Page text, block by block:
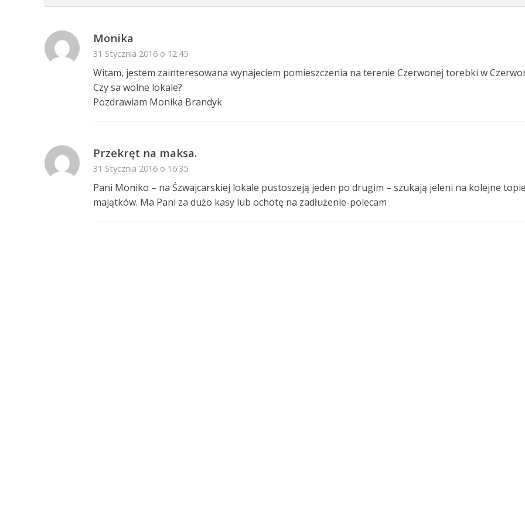
Monika
31 Stycznia 2016 o 12:45
Witam, jestem zainteresowana wynajeciem pomieszczenia na terenie Czerwonej torebki w
Czy sa wolne lokale?
Pozdrawiam Monika Brandyk
Przekręt na maksa.
31 Stycznia 2016 o 16:35
Pani Moniko – na Śzwajcarskiej lokale pustoszeją jeden po drugim – szukają jeleni na kolejne
majątków. Ma Pani za dużo kasy lub ochotę na zadłużenie-polecam